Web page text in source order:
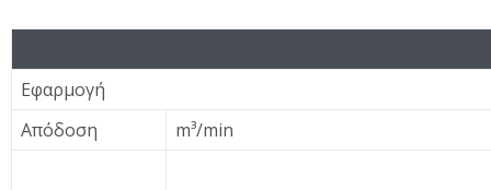
Εφαρμογή
Απόδοση
m³/min